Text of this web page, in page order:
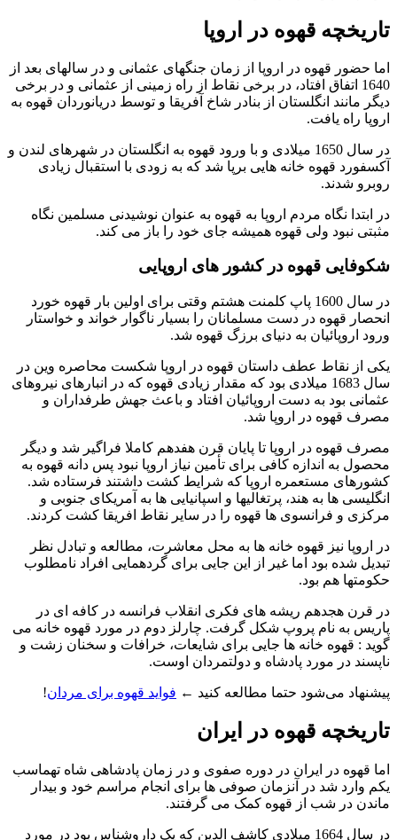
تاریخچه قهوه در اروپا
اما حضور قهوه در اروپا از زمان جنگهای عثمانی و در سالهای بعد از
1640 اتفاق افتاد، در برخی نقاط از راه زمینی از عثمانی و در برخی
دیگر مانند انگلستان از بنادر شاخ آفریقا و توسط دریانوردان قهوه به
اروپا راه یافت.
در سال 1650 میلادی و با ورود قهوه به انگلستان در شهرهای لندن و
آکسفورد قهوه خانه هایی برپا شد که به زودی با استقبال زیادی
روبرو شدند.
در ابتدا نگاه مردم اروپا به قهوه به عنوان نوشیدنی مسلمین نگاه
مثبتی نبود ولی قهوه همیشه جای خود را باز می کند.
شکوفایی قهوه در کشور های اروپایی
در سال 1600 پاپ کلمنت هشتم وقتی برای اولین بار قهوه خورد
انحصار قهوه در دست مسلمانان را بسیار ناگوار خواند و خواستار
ورود اروپائیان به دنیای برزگ قهوه شد.
یکی از نقاط عطف داستان قهوه در اروپا شکست محاصره وین در
سال 1683 میلادی بود که مقدار زیادی قهوه که در انبارهای نیروهای
عثمانی بود به دست اروپائیان افتاد و باعث جهش طرفداران و
مصرف قهوه در اروپا شد.
مصرف قهوه در اروپا تا پایان قرن هفدهم کاملا فراگیر شد و دیگر
محصول به اندازه کافی برای تأمین نیاز اروپا نبود پس دانه قهوه به
کشورهای مستعمره اروپا که شرایط کشت داشتند فرستاده شد.
انگلیسی ها به هند، پرتغالیها و اسپانیایی ها به آمریکای جنوبی و
مرکزی و فرانسوی ها قهوه را در سایر نقاط افریقا کشت کردند.
در اروپا نیز قهوه خانه ها به محل معاشرت، مطالعه و تبادل نظر
تبدیل شده بود اما غیر از این جایی برای گردهمایی افراد نامطلوب
حکومتها هم بود.
در قرن هجدهم ریشه های فکری انقلاب فرانسه در کافه ای در
پاریس به نام پروپ شکل گرفت. چارلز دوم در مورد قهوه خانه می
گوید : قهوه خانه ها جایی برای شایعات، خرافات و سخنان زشت و
ناپسند در مورد پادشاه و دولتمردان اوست.
پیشنهاد می‌شود حتما مطالعه کنید ← فواید قهوه برای مردان!
تاریخچه قهوه در ایران
اما قهوه در ایران در دوره صفوی و در زمان پادشاهی شاه تهماسب
یکم وارد شد در آنزمان صوفی ها برای انجام مراسم خود و بیدار
ماندن در شب از قهوه کمک می گرفتند.
در سال 1664 میلادی کاشف الدین که یک داروشناس بود در مورد